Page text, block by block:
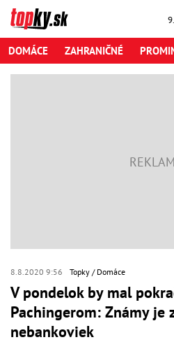
DOMÁCE ZAHRANIČNÉ
8.8.2020 9:56 Topky Domáce
V pondelok by mal
Pachingerom: Známy je
nebankoviek